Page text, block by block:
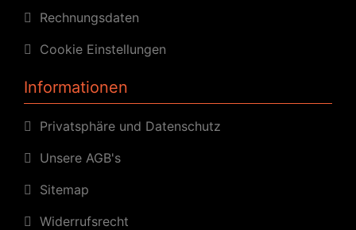
Rechnungsdaten
Cookie Einstellungen
Informationen
Privatsphäre und Datenschutz
Unsere AGB's
Sitemap
Widerrufsrecht